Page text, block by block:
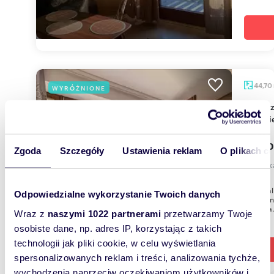
Zgoda Szczegóły Ustawienia reklam O plikach
Odpowiedzialne wykorzystanie Twoich danych
Wraz z naszymi 1022 partnerami przetwarzamy Twoje
osobiste dane, np. adres IP, korzystając z takich
technologii jak pliki cookie, w celu wyświetlania
spersonalizowanych reklam i treści, analizowania tychże,
WYRÓŻNIONE 44,70
Na sprzedaż przestronny apartament z tarasem i
950